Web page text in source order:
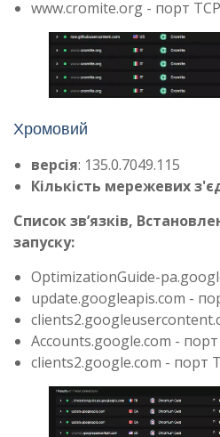
www.cromite.org - порт
Хромовий
версія: 135.0.7049.115
Кількість мережевих
Список зв’язків,
запуску:
OptimizationGuide-
update.googleapis.com -
Accounts.google.com - порт
clients2.google.com - порт